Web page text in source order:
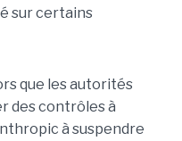
sur certains
que les autorités
des contrôles à
à suspendre